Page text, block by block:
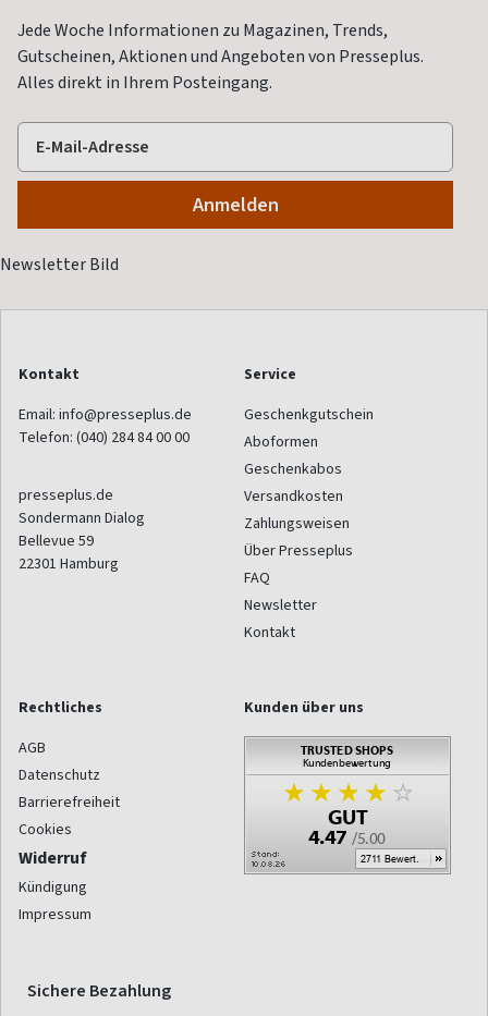
Jede Woche Informationen zu Magazinen, Trends,
Gutscheinen, Aktionen und Angeboten von Presseplus.
Alles direkt in Ihrem Posteingang.
Kontakt
Email: info@presseplus.de
Telefon: (040) 284 84 00 00
presseplus.de
Sondermann Dialog
Bellevue 59
22301 Hamburg
Service
Geschenkgutschein
Aboformen
Geschenkabos
Versandkosten
Zahlungsweisen
Über Presseplus
FAQ
Newsletter
Kontakt
Rechtliches
AGB
Datenschutz
Barrierefreiheit
Cookies
Widerruf
Kündigung
Impressum
Kunden über uns
Sichere Bezahlung